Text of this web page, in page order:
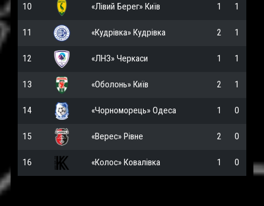
10 «Лівий Берег» Київ 1 1
11 «Кудрівка» Кудрівка 2 1
12 «ЛНЗ» Черкаси 1 1
13 «Оболонь» Київ 2 1
14 «Чорноморець» Одеса 1 0
15 «Верес» Рівне 2 0
16 «Колос» Ковалівка 1 0